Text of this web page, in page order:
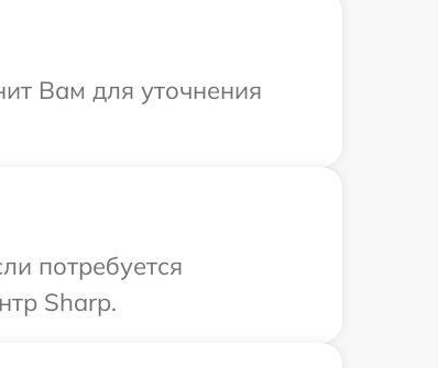
Вам для уточнения
потребуется
Sharp.